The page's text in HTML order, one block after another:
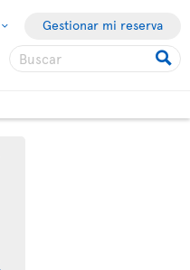
Gestionar mi reserva